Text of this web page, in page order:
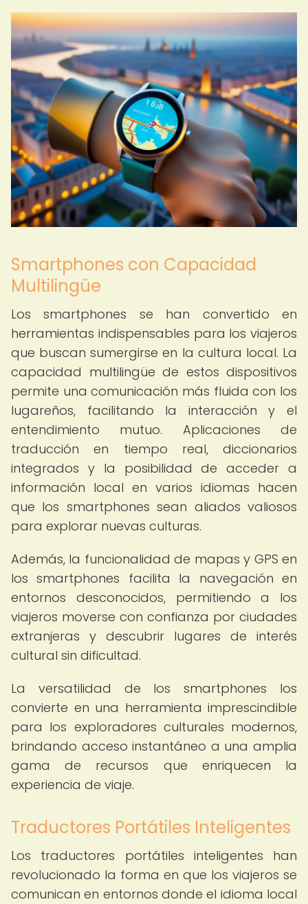
Smartphones con Capacidad
Multilingüe
Los smartphones se han convertido en
herramientas indispensables para los viajeros
que buscan sumergirse en la cultura local. La
capacidad multilingüe de estos dispositivos
permite una comunicación más fluida con los
lugareños, facilitando la interacción y el
entendimiento mutuo. Aplicaciones de
traducción en tiempo real, diccionarios
integrados y la posibilidad de acceder a
información local en varios idiomas hacen
que los smartphones sean aliados valiosos
para explorar nuevas culturas.
Además, la funcionalidad de mapas y GPS en
los smartphones facilita la navegación en
entornos desconocidos, permitiendo a los
viajeros moverse con confianza por ciudades
extranjeras y descubrir lugares de interés
cultural sin dificultad.
La versatilidad de los smartphones los
convierte en una herramienta imprescindible
para los exploradores culturales modernos,
brindando acceso instantáneo a una amplia
gama de recursos que enriquecen la
experiencia de viaje.
Traductores Portátiles Inteligentes
Los traductores portátiles inteligentes han
revolucionado la forma en que los viajeros se
comunican en entornos donde el idioma local